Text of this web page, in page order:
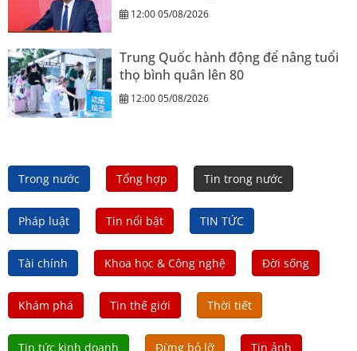
12:00 05/08/2026
Trung Quốc hành động để nâng tuổi
thọ bình quân lên 80
12:00 05/08/2026
Trong nước Tổng hợp Tin trong nước
Pháp luật Tin nổi bật TIN TỨC
Tài chính Khoa học & Công nghệ Đời sống
Khám phá Tin thế giới Thời tiết
Tin tức kinh doanh Đừng bỏ lỡ Tin ảnh